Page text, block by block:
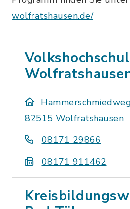
wolfratshausen.de/
82515 Wolfratshausen
08171 29866
08171 911462